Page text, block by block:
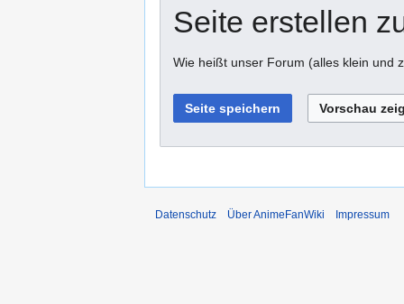
Seite erstellen
Wie heißt unser Forum (alles klein und
Datenschutz Über AnimeFanWiki Impressum